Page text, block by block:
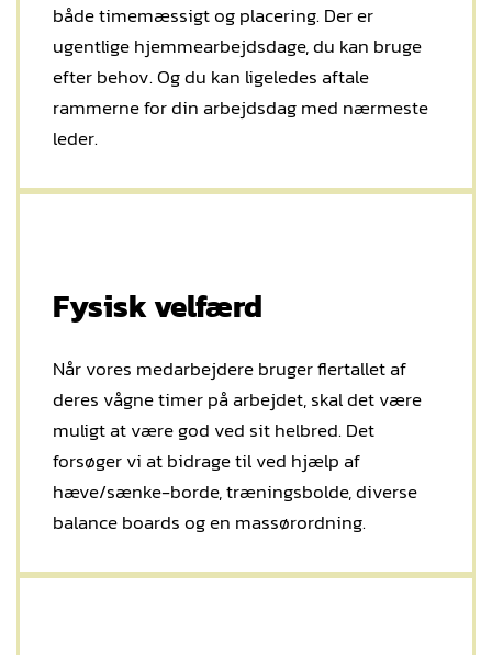
både timemæssigt og placering. Der er
ugentlige hjemmearbejdsdage, du kan bruge
efter behov. Og du kan ligeledes aftale
rammerne for din arbejdsdag med nærmeste
leder.
Fysisk velfærd
Når vores medarbejdere bruger flertallet af
deres vågne timer på arbejdet, skal det være
muligt at være god ved sit helbred. Det
forsøger vi at bidrage til ved hjælp af
hæve/sænke-borde, træningsbolde, diverse
balance boards og en massørordning.